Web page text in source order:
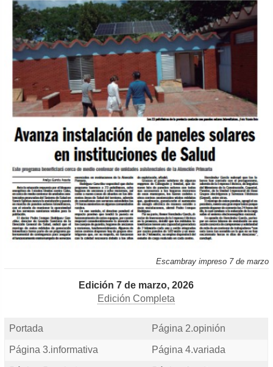
Escambray impreso 7 de marzo
Edición 7 de marzo, 2026
Edición Completa
Portada Página 2.opinión
Página 3.informativa Página 4.variada